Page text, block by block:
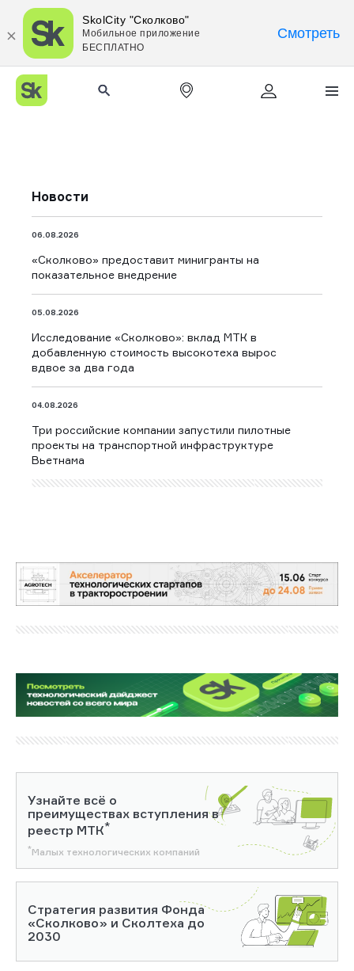
SkolCity "Сколково"
Мобильное приложение
БЕСПЛАТНО
Смотреть
Единое пространство
СТАТЬ УЧАСТНИКОМ
Новости
06.08.2026
«Сколково» предоставит минигранты на
показательное внедрение
05.08.2026
Исследование «Сколково»: вклад МТК в
добавленную стоимость высокотеха вырос
вдвое за два года
04.08.2026
Три российские компании запустили пилотные
проекты на транспортной инфраструктуре
Вьетнама
Узнайте всё о
преимуществах вступления в
реестр МТК*
*Малых технологических компаний
Стратегия развития Фонда
«Сколково» и Сколтеха до
2030